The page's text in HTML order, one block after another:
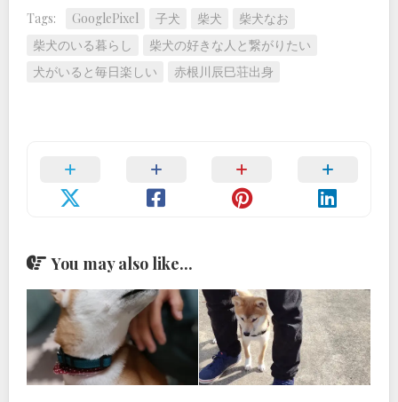
Tags: GooglePixel 子犬 柴犬
柴犬なお
柴犬のいる暮らし
柴犬の好きな人と繋がりたい
犬がいると毎日楽しい
赤根川辰巳荘出身
You may also like...